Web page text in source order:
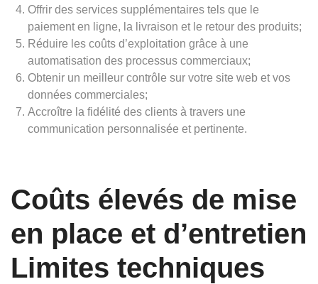
Offrir des services supplémentaires tels que le
paiement en ligne, la livraison et le retour des produits;
Réduire les coûts d’exploitation grâce à une
automatisation des processus commerciaux;
Obtenir un meilleur contrôle sur votre site web et vos
données commerciales;
Accroître la fidélité des clients à travers une
communication personnalisée et pertinente.
Coûts élevés de mise
en place et d’entretien
Limites techniques